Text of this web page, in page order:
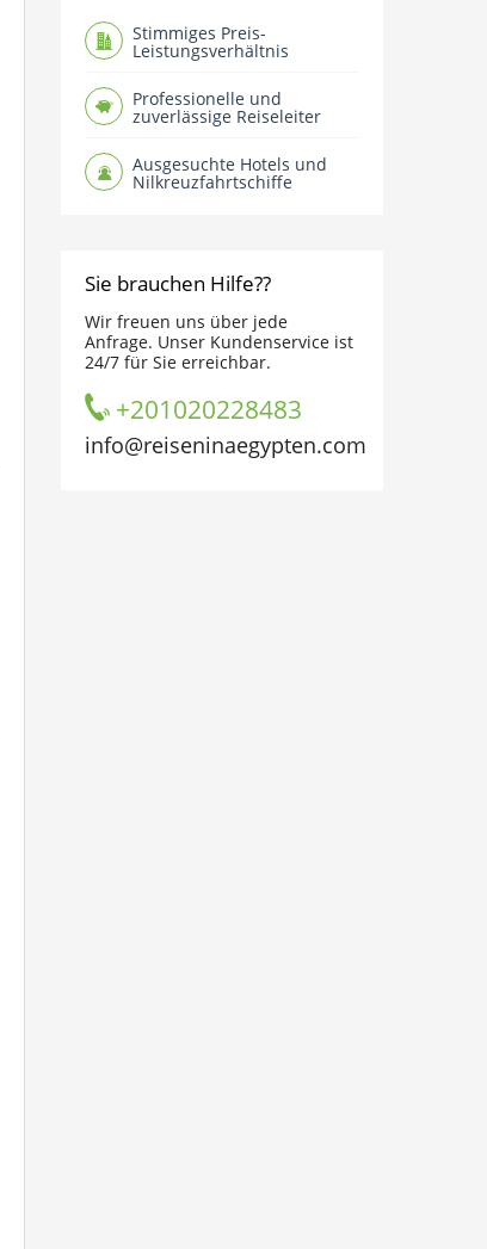
Stimmiges Preis-
Leistungsverhältnis
Professionelle und
zuverlässige Reiseleiter
Ausgesuchte Hotels und
Nilkreuzfahrtschiffe
Sie brauchen Hilfe??
Wir freuen uns über jede
Anfrage. Unser Kundenservice ist
24/7 für Sie erreichbar.
+201020228483
info@reiseninaegypten.com